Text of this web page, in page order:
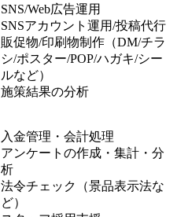
SNS/Web広告運用
SNSアカウント運用/投稿代行
販促物/印刷物制作（DM/チラ
シ/ポスター/POP/ハガキ/シー
ルなど）
施策結果の分析
入金管理・会計処理
アンケートの作成・集計・分
析
法令チェック（景品表示法な
ど）